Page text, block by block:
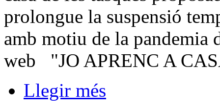
prolongue la suspensió
amb motiu de la pandemia
web "JO APRENC A
Llegir més